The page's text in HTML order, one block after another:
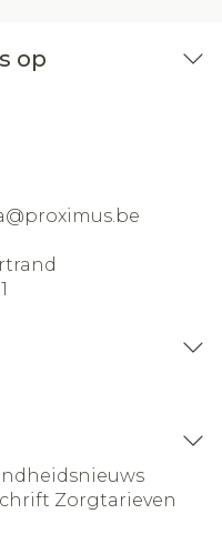
op
proximus.be
Zorgtarieven